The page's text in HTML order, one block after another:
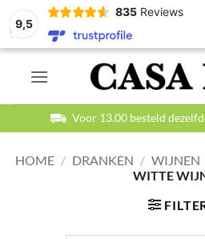
9,5
835 Reviews
Ga
Voor 13.00 besteld
HOME / DRANKEN / WIJNEN
WITTE